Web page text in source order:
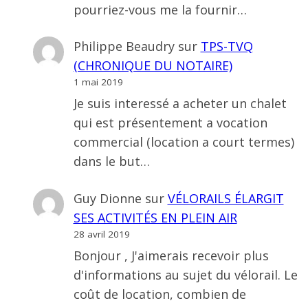
pourriez-vous me la fournir…
Philippe Beaudrysur TPS-TVQ
(CHRONIQUE DU NOTAIRE)
1 mai 2019
Je suis interessé a acheter un chalet
qui est présentement a vocation
commercial (location a court termes)
dans le but…
Guy Dionne sur VÉLORAILS ÉLARGIT
SES ACTIVITÉS EN PLEIN AIR
28 avril 2019
Bonjour , J'aimerais recevoir plus
d'informations au sujet du vélorail. Le
coût de location, combien de